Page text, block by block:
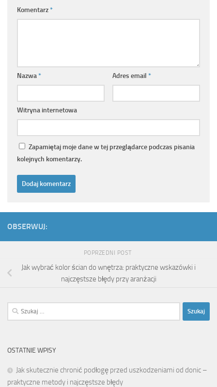
Komentarz*
Nazwa* Adres email *
Witryna internetowa
Zapamiętaj moje dane w tej przeglądarce podczas pisania
kolejnych komentarzy.
OBSERWUJ:
POPRZEDNI POST
Jak wybrać kolor ścian do wnętrza: praktyczne wskazówki i
najczęstsze błędy przy aranżacji
Szukaj:
OSTATNIE WPISY
Jak skutecznie chronić podłogę przed uszkodzeniami od donic –
praktyczne metody i najczęstsze błędy